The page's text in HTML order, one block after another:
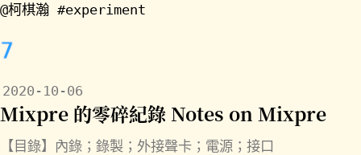
@柯棋瀚 #experiment
7
2020-10-06
Mixpre 的零碎紀錄 Notes on Mixpre
【目錄】內錄；錄製；外接聲卡；電源；接口